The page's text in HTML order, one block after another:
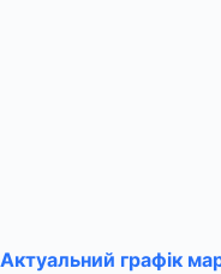
Актуальний графік